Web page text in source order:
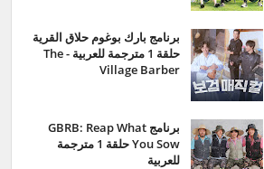
برنامج بارك بوغوم حلاق القرية
حلقة 1 مترجمة للعربية - The
Village Barber
برنامج GBRB: Reap What
You Sow حلقة 1 مترجمة
للعربية